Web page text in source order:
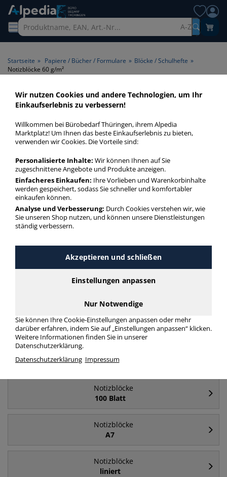
A-Z
Startseite » Papiere / Bücher / Formulare » Blöcke / Schulhefte »
Notizblöcke 60 g/m²
Notizblöcke 60 g/m² >
Papiergrammatur 60 g/m²
Notizblöcke 60 gm² in bester Qualität zum günstigen Preis.
Funktion.
Notizblöcke 60 g/m²
mehr Infos zur Kategorie
Notizblöcke
Notizblöcke
A6
A4
Notizblöcke
100 Blatt
Notizblöcke
A7
Notizblöcke
liniert
Wir nutzen Cookies und andere Technologien, um Ihr
Einkaufserlebnis zu verbessern!
Willkommen bei Bürobedarf Thüringen, ihrem Alpedia
Marktplatz! Um Ihnen das beste Einkaufserlebnis zu bieten,
verwenden wir Cookies. Die Vorteile sind:
Personalisierte Inhalte: Wir können Ihnen auf Sie
zugeschnittene Angebote und Produkte anzeigen.
Einfacheres Einkaufen: Ihre Vorlieben und Warenkorbinhalte
werden gespeichert, sodass Sie schneller und komfortabler
einkaufen können.
Analyse und Verbesserung: Durch Cookies verstehen wir, wie
Sie unseren Shop nutzen, und können unsere Dienstleistungen
ständig verbessern.
Akzeptieren und schließen
Einstellungen anpassen
Nur Notwendige
Sie können Ihre Cookie-Einstellungen anpassen oder mehr
darüber erfahren, indem Sie auf „Einstellungen anpassen“ klicken.
Weitere Informationen finden Sie in unserer
Datenschutzerklärung.
Datenschutzerklärung Impressum